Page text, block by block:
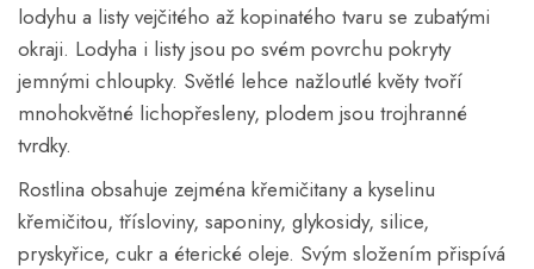
lodyhu a listy vejčitého až kopinatého tvaru se zubatými
okraji. Lodyha i listy jsou po svém povrchu pokryty
jemnými chloupky. Světlé lehce nažloutlé květy tvoří
mnohokvětné lichopřesleny, plodem jsou trojhranné
tvrdky.
Rostlina obsahuje zejména křemičitany a kyselinu
křemičitou, třísloviny, saponiny, glykosidy, silice,
pryskyřice, cukr a éterické oleje. Svým složením přispívá